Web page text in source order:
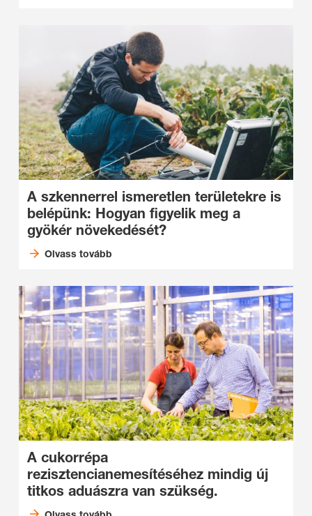
A szkennerrel ismeretlen területekre is
belépünk: Hogyan figyelik meg a
gyökér növekedését?
Olvass tovább
A cukorrépa
rezisztencianemesítéséhez mindig új
titkos aduászra van szükség.